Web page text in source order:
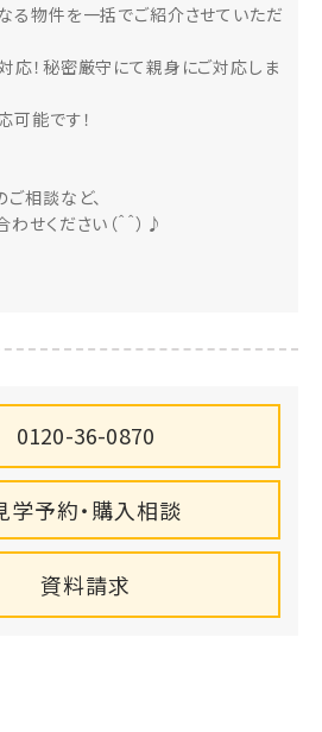
物件を一括でご紹介させていただ
！秘密厳守にて親身にご対応しま
能です！
相談など、
せください（＾＾）♪
0120-36-0870
学予約・購入相談
資料請求